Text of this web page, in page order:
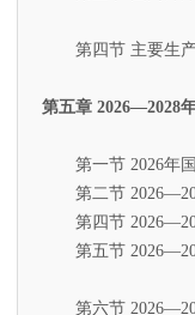
第四节 主要生产
第五章 2026—2028
第一节 2026年国
第二节
第四节
第五节
第六节